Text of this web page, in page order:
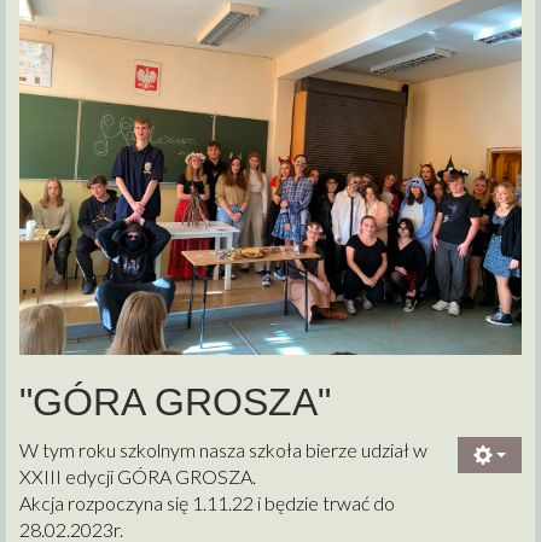
"GÓRA GROSZA"
W tym roku szkolnym nasza szkoła bierze udział w
XXIII edycji GÓRA GROSZA.
Akcja rozpoczyna się 1.11.22 i będzie trwać do
28.02.2023r.